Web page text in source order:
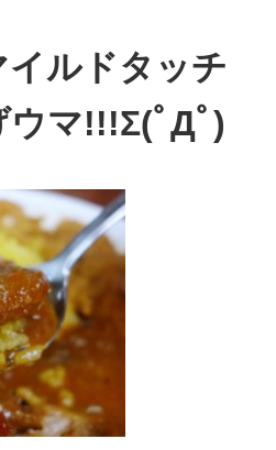
ルドタッチ
ウマ!!!Σ(ﾟДﾟ)